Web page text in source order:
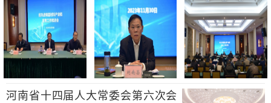
河南省十四届人大常委会第六次会